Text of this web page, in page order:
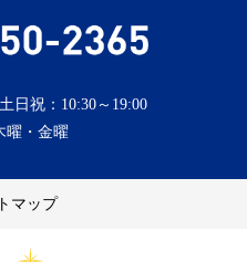
日祝：10:30～19:00
曜・金曜
マップ